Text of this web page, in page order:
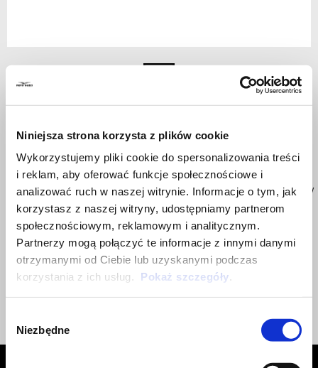
Niniejsza strona korzysta z plików cookie
Wykorzystujemy pliki cookie do spersonalizowania treści
i reklam, aby oferować funkcje społecznościowe i
analizować ruch w naszej witrynie. Informacje o tym, jak
korzystasz z naszej witryny, udostępniamy partnerom
społecznościowym, reklamowym i analitycznym.
Partnerzy mogą połączyć te informacje z innymi danymi
otrzymanymi od Ciebie lub uzyskanymi podczas
korzystania z ich usług. Pokaż szczegóły.
zgody
Niezbędne
GREEN
Green
In precious fabric and leather finishing, these bags can be easily
and quickly applied on the vehicle thanks to Fast Click release
system. Needs Fast Click specific mounting support.